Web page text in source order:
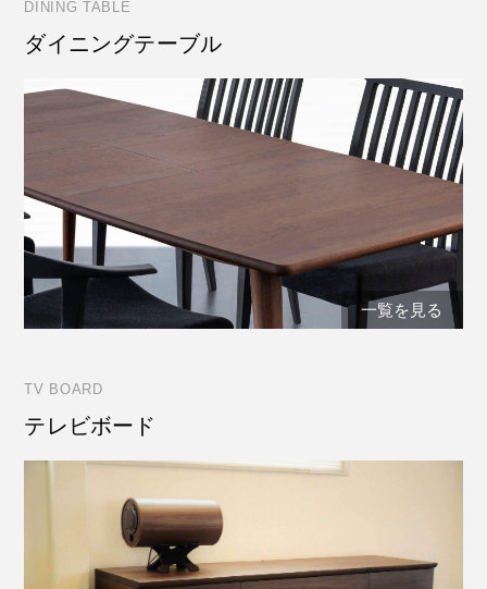
DINING TABLE
ダイニングテーブル
一覧を見る
TV BOARD
テレビボード